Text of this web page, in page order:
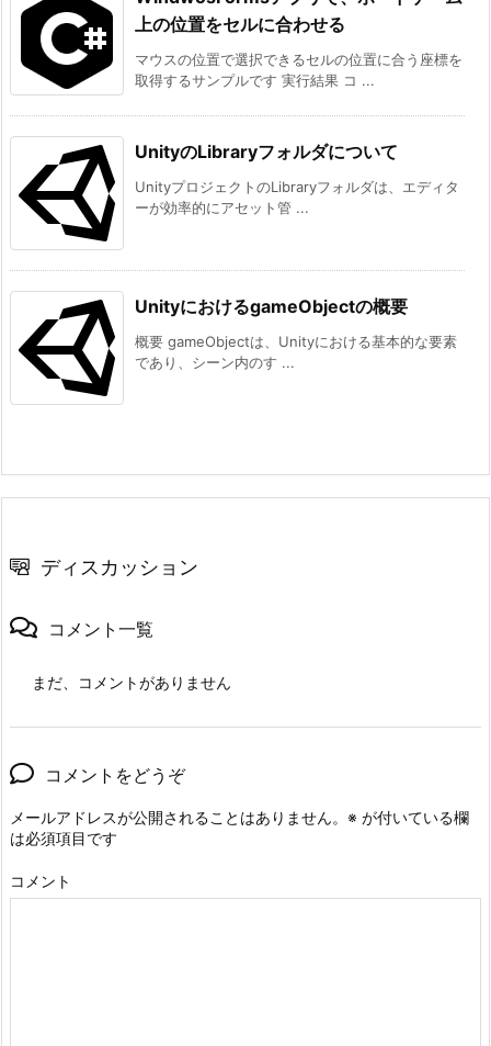
上の位置をセルに合わせる
マウスの位置で選択できるセルの位置に合う座標を
取得するサンプルです 実行結果 コ ...
UnityのLibraryフォルダについて
UnityプロジェクトのLibraryフォルダは、エディタ
ーが効率的にアセット管 ...
UnityにおけるgameObjectの概要
概要 gameObjectは、Unityにおける基本的な要素
であり、シーン内のす ...
ディスカッション
コメント一覧
まだ、コメントがありません
コメントをどうぞ
メールアドレスが公開されることはありません。 ※ が付いている欄
は必須項目です
コメント